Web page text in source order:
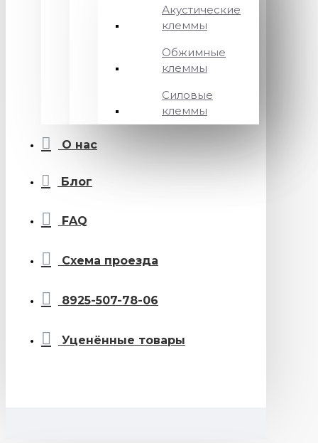
Акустические
клеммы
Обжимные
клеммы
Силовые
клеммы
О нас
Блог
FAQ
Схема проезда
8925-507-78-06
Уценённые товары